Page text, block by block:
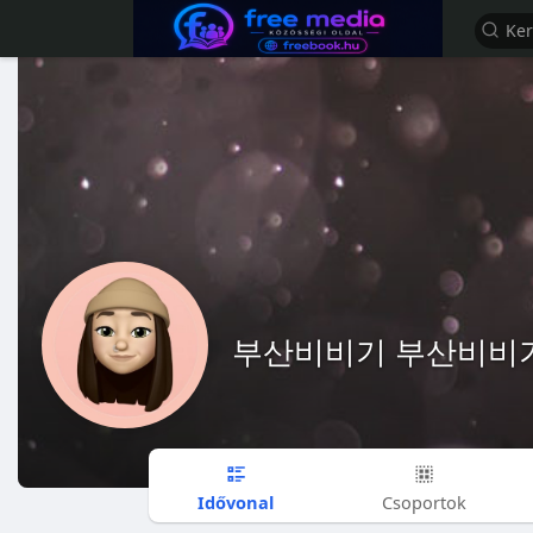
부산비비기 부산비비
Idővonal Csoportok